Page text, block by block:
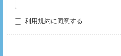
利用規約に同意する